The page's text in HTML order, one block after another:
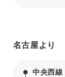
名古屋より
中央西線